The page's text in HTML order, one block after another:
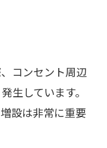
コンセント周辺
生しています。
設は非常に重要